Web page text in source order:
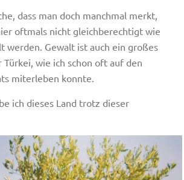
dass man doch manchmal merkt,
oftmals nicht gleichberechtigt wie
werden. Gewalt ist auch ein großes
Türkei, wie ich schon oft auf den
miterleben konnte.
ich dieses Land trotz dieser